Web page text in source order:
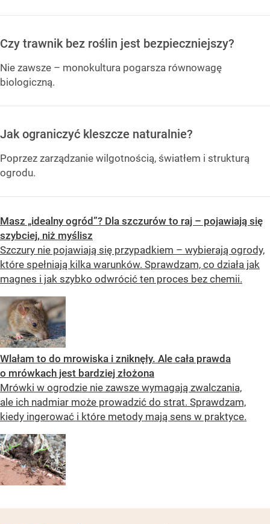
Czy trawnik bez roślin jest bezpieczniejszy?
Nie zawsze – monokultura pogarsza równowagę
biologiczną.
Jak ograniczyć kleszcze naturalnie?
Poprzez zarządzanie wilgotnością, światłem i strukturą
ogrodu.
Masz „idealny ogród”? Dla szczurów to raj – pojawiają się
szybciej, niż myślisz
Szczury nie pojawiają się przypadkiem – wybierają ogrody,
które spełniają kilka warunków. Sprawdzam, co działa jak
magnes i jak szybko odwrócić ten proces bez chemii.
Wlałam to do mrowiska i zniknęły. Ale cała prawda
o mrówkach jest bardziej złożona
Mrówki w ogrodzie nie zawsze wymagają zwalczania,
ale ich nadmiar może prowadzić do strat. Sprawdzam,
kiedy ingerować i które metody mają sens w praktyce.